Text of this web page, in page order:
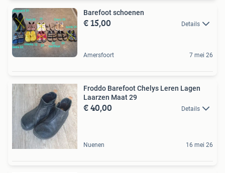
Barefoot schoenen
€ 15,00 Details
Amersfoort 7 mei 26
Froddo Barefoot Chelys Leren Lagen
Laarzen Maat 29
€ 40,00 Details
Nuenen 16 mei 26